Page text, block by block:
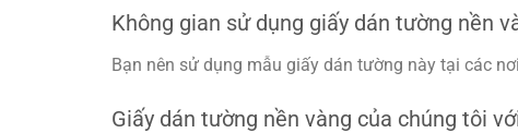
Không gian sử dụng giấy dán tường nền
Bạn nên sử dụng mẫu giấy dán tường này tại các
Giấy dán tường nền vàng của chúng tôi